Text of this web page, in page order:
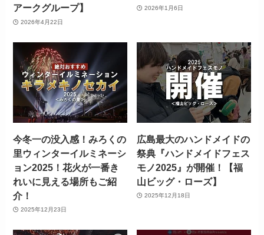
アークグループ】
2026年4月22日
2026年1月6日
今冬一の没入感！みろくの
里ウィンターイルミネーシ
ョン2025！花火が一番き
れいに見える場所もご紹
介！
2025年12月23日
広島最大のハンドメイドの
祭典『ハンドメイドフェス
モノ2025』が開催！【福
山ビッグ・ローズ】
2025年12月18日